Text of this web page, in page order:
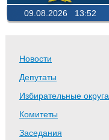
09.08.2026 13:52
Новости
Депутаты
Избирательные округа
Комитеты
Заседания